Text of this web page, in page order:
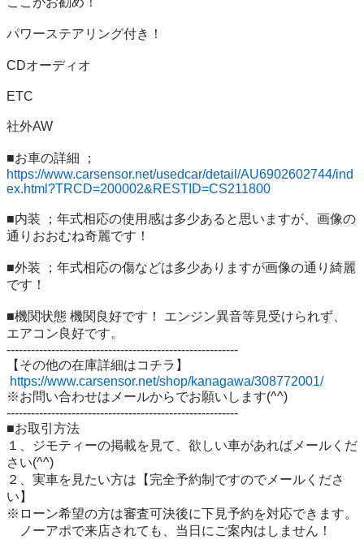
パワーステアリング付き！
CDオーディオ
ETC
社外AW
■お車の詳細 ；
https://www.carsensor.net/usedcar/detail/AU6902602744/ind
ex.html?TRCD=200002&RESTID=CS211800
■内装 ；年式相応の使用感は多少あると思いますが、画像の
通りおおむね奇麗です！
■外装 ；年式相応の傷などは多少ありますが画像の通り綺麗
です！
■機関状態 機関良好です！ エンジン異音等見受けられず、
エアコン良好です。
---------------------------------------------------------
【その他の在庫詳細はコチラ】
https://www.carsensor.net/shop/kanagawa/308772001/
※お問い合わせはメールからでお願いします(^^)
---------------------------------------------------------
■お取引方法
１、ジモティーの掲載を見て、欲しい車があればメールくだ
さい(^^)
２、実車を見たい方は【完全予約制ですのでメールくださ
い】
※ローン希望の方は審査可決後に下見予約を対応できます。
ノーアポで来店されても、当日にご案内はしません！